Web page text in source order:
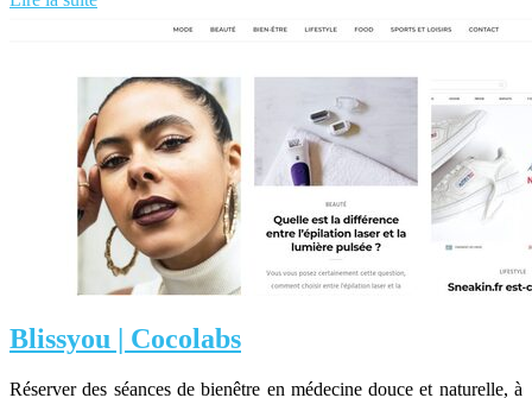
Blissyou | Cocolabs
Réserver des séances de bienêtre en médecine douce et naturelle, à